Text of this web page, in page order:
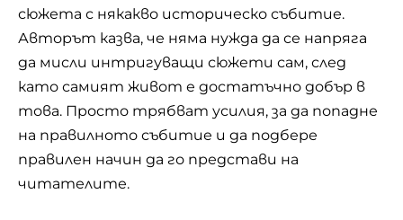
сюжета с някакво историческо събитие.
Авторът казва, че няма нужда да се напряга
да мисли интригуващи сюжети сам, след
като самият живот е достатъчно добър в
това. Просто трябват усилия, за да попадне
на правилното събитие и да подбере
правилен начин да го представи на
читателите.